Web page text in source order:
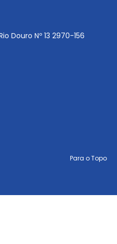
Douro Nº 13 2970-156
Para o Topo